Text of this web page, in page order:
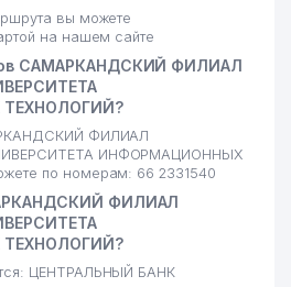
вы можете
на нашем сайте
САМАРКАНДСКИЙ ФИЛИАЛ
ФИЛИАЛ
ИНФОРМАЦИОННЫХ
по номерам: 66 2331540
ФИЛИАЛ
ЦЕНТРАЛЬНЫЙ БАНК